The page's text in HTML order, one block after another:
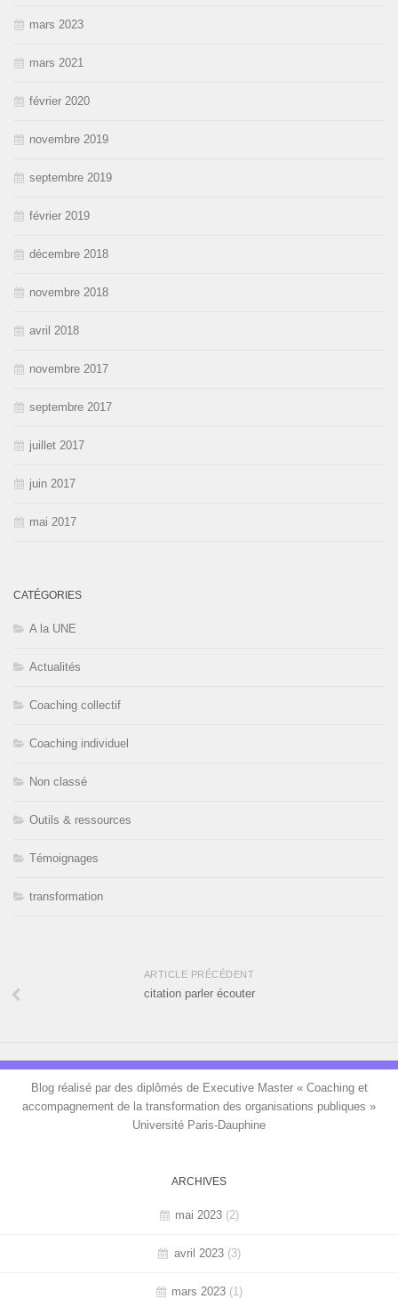
mars 2023
mars 2021
février 2020
novembre 2019
septembre 2019
février 2019
décembre 2018
novembre 2018
avril 2018
novembre 2017
septembre 2017
juillet 2017
juin 2017
mai 2017
CATÉGORIES
A la UNE
Actualités
Coaching collectif
Coaching individuel
Non classé
Outils & ressources
Témoignages
transformation
ARTICLE PRÉCÉDENT
citation parler écouter
Blog réalisé par des diplômés de Executive Master « Coaching et
accompagnement de la transformation des organisations publiques »
Université Paris-Dauphine
ARCHIVES
mai 2023 (2)
avril 2023(3)
mars 2023 (1)